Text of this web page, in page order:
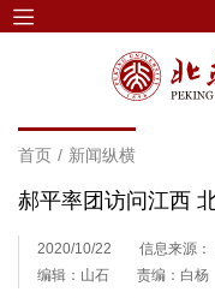
首页 / 新闻纵横
郝平率团访问江西
2020/10/22
信息来源
编辑：山石
责编：白杨